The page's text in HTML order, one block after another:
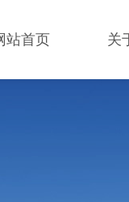
站首页 关